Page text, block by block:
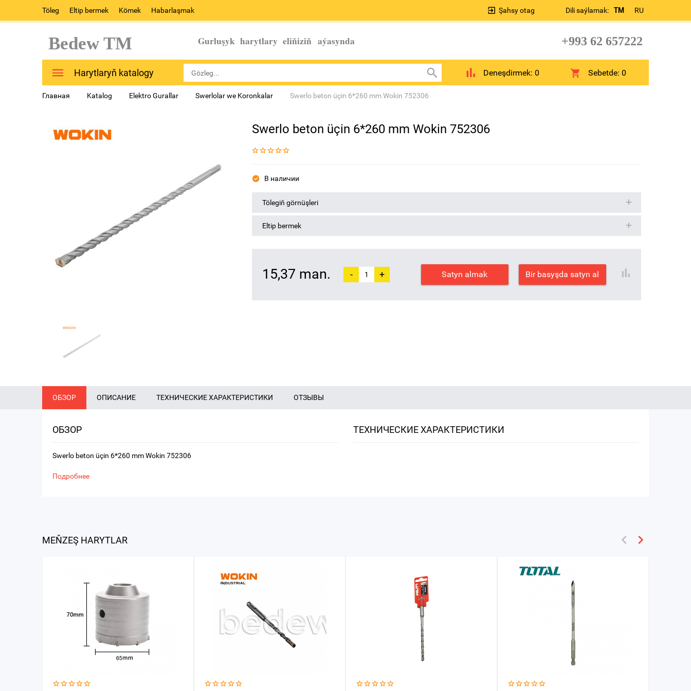
Töleg Eltip bermek Kömek Habarlaşmak Dili saýlamak: TM RU
Şahsy otag
Bedew TM Gurluşyk harytlary eliňiziň aýasynda +993 62 657222
Harytlaryň katalogy Deneşdirmek: 0 Sebetde:0
Главная Katalog Elektro Gurallar Swerlolar we Koronkalar Swerlo beton üçin 6*260 mm Wokin 752306
Swerlo beton üçin 6*260 mm Wokin 752306
В наличии
Tölegiň görnüşleri
Eltip bermek
15,37 man. - + Satyn almak Bir basyşda satyn al
ОБЗОР ОПИСАНИЕ ТЕХНИЧЕСКИЕ ХАРАКТЕРИСТИКИ ОТЗЫВЫ
ОБЗОР
Swerlo beton üçin 6*260 mm Wokin 752306
Подробнее
ТЕХНИЧЕСКИЕ ХАРАКТЕРИСТИКИ
MEŇZEŞ HARYTLAR